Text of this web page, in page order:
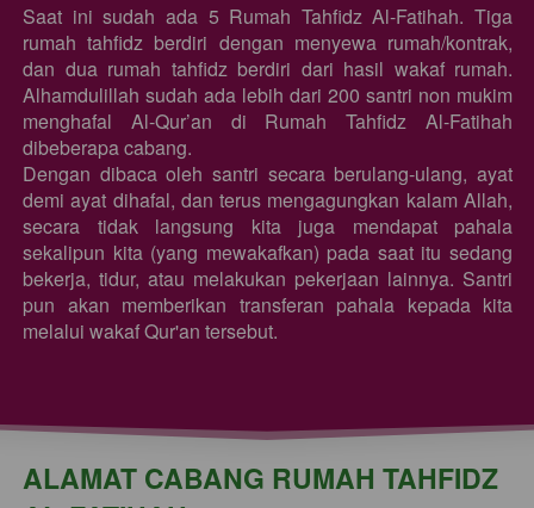
Saat ini sudah ada 5 Rumah Tahfidz Al-Fatihah. Tiga
rumah tahfidz berdiri dengan menyewa rumah/kontrak,
dan dua rumah tahfidz berdiri dari hasil wakaf rumah.
Alhamdulillah sudah ada lebih dari 200 santri non mukim
menghafal Al-Qur’an di Rumah Tahfidz Al-Fatihah
dibeberapa cabang.
Dengan dibaca oleh santri secara berulang-ulang, ayat
demi ayat dihafal, dan terus mengagungkan kalam Allah,
secara tidak langsung kita juga mendapat pahala
sekalipun kita (yang mewakafkan) pada saat itu sedang
bekerja, tidur, atau melakukan pekerjaan lainnya. Santri
pun akan memberikan transferan pahala kepada kita
melalui wakaf Qur'an tersebut.
ALAMAT CABANG RUMAH TAHFIDZ